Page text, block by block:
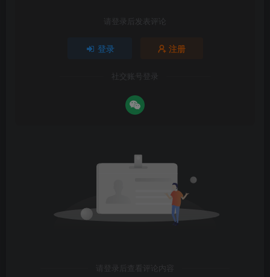
请登录后发表评论
登录 注册
社交账号登录
请登录后查看评论内容